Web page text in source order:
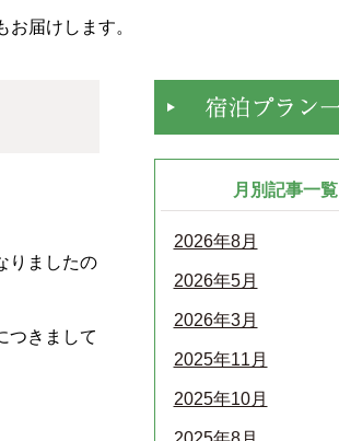
届けします。
りましたの
つきまして
月別記事一覧
2026年8月
2026年5月
2026年3月
2025年11月
2025年10月